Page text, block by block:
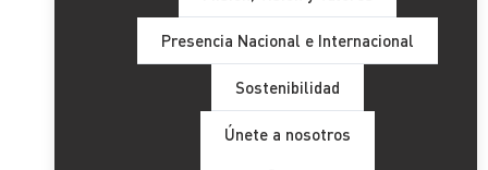
Presencia Nacional e Internacional
Sostenibilidad
Únete a nosotros